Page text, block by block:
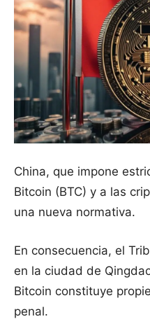
China, que impone
Bitcoin (BTC) y a las
una nueva normativa.
En consecuencia, el
en la ciudad de
Bitcoin constituye
penal.